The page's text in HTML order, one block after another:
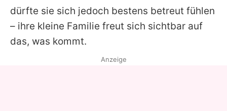
dürfte sie sich jedoch bestens betreut fühlen
– ihre kleine Familie freut sich sichtbar auf
das, was kommt.
Anzeige